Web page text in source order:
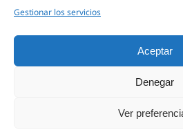
Gestionar los servicios
Aceptar
Denegar
Ver